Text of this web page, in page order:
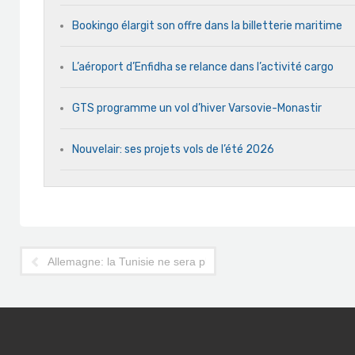
Bookingo élargit son offre dans la billetterie maritime
L’aéroport d’Enfidha se relance dans l’activité cargo
GTS programme un vol d’hiver Varsovie-Monastir
Nouvelair: ses projets vols de l’été 2026
Allemagne: la Tunisie ne sera plus "pays à haut risque